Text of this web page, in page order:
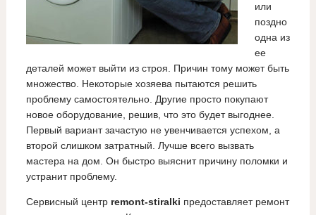
или
поздно
одна из
ее
деталей может выйти из строя. Причин тому может быть
множество. Некоторые хозяева пытаются решить
проблему самостоятельно. Другие просто покупают
новое оборудование, решив, что это будет выгоднее.
Первый вариант зачастую не увенчивается успехом, а
второй слишком затратный. Лучше всего вызвать
мастера на дом. Он быстро выяснит причину поломки и
устранит проблему.
Сервисный центр remont-stiralki предоставляет ремонт